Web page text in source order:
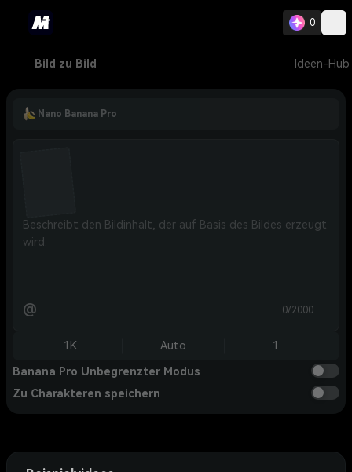
0
Bild zu Bild Ideen-Hub
Nano Banana Pro
@ 0/2000
1K Auto 1
Banana Pro Unbegrenzter Modus
Zu Charakteren speichern